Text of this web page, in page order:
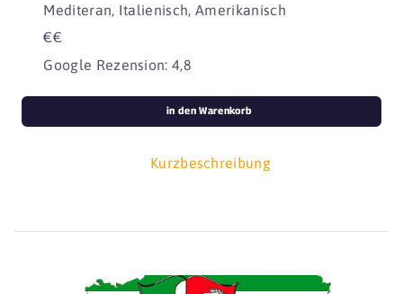
Mediteran, Italienisch, Amerikanisch
€€
Google Rezension: 4,8
Kurzbeschreibung
in den Warenkorb